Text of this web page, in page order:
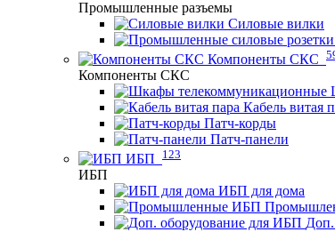
Промышленные разъемы
Силовые вилки
Компоненты СКС
Компоненты СКС
Кабель витая
Патч-корды
Патч-панели
ИБП
123
ИБП
ИБП для дома